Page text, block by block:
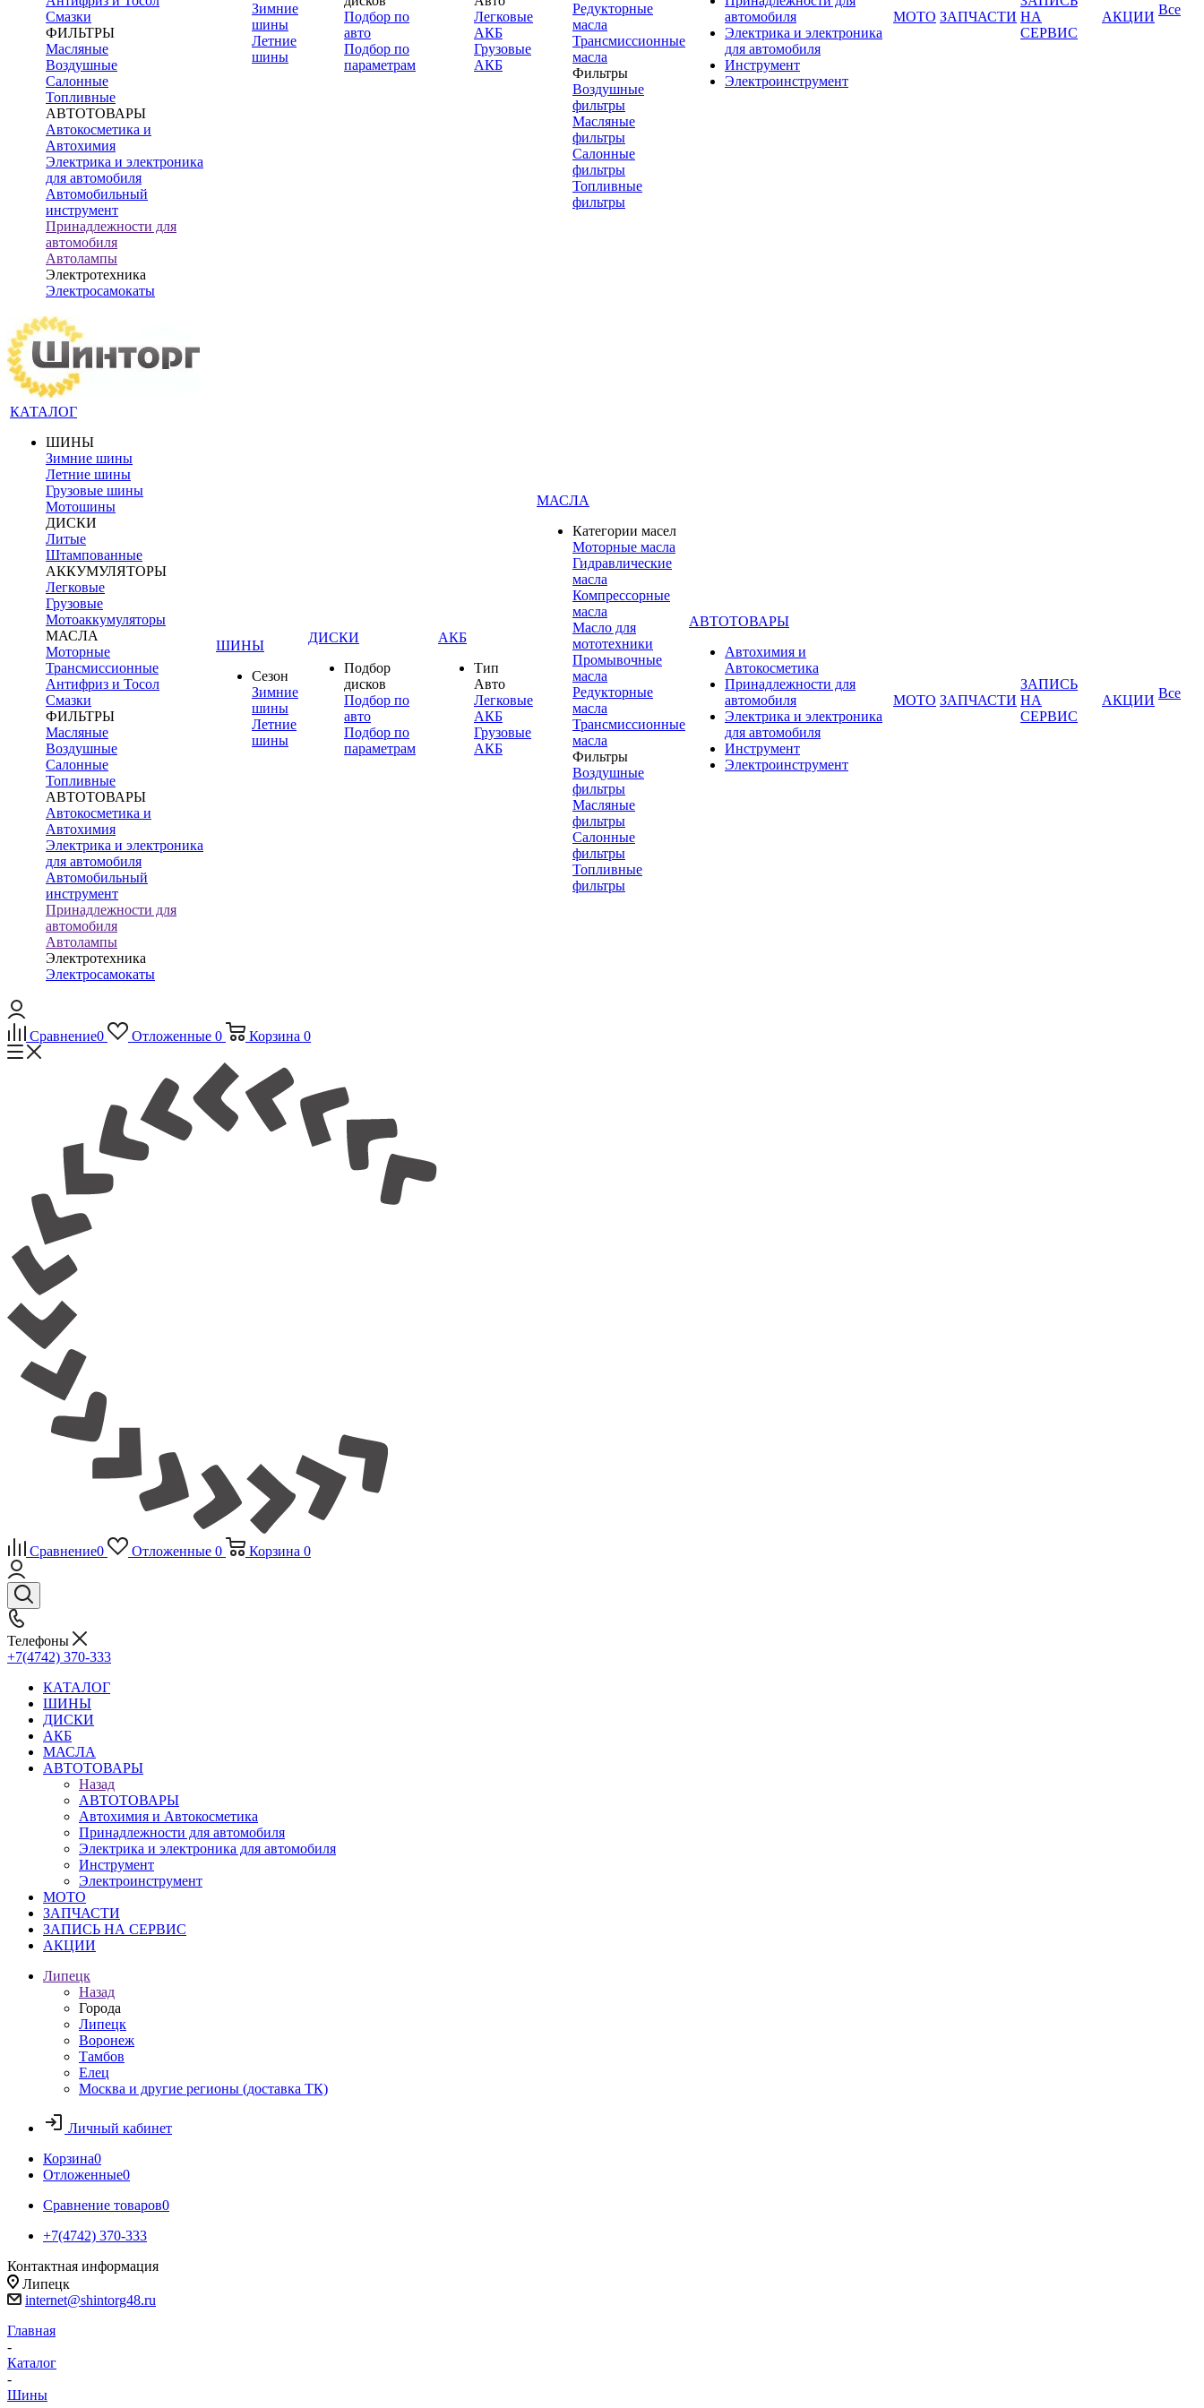
Смазки
ФИЛЬТРЫ
Масляные
Воздушные
Салонные
Топливные
АВТОТОВАРЫ
Автокосметика и
Автохимия
Электрика и электроника
для автомобиля
Автомобильный
инструмент
Принадлежности для
автомобиля
Автолампы
Электротехника
Электросамокаты
Зимние
шины
Летние
шины
Подбор по
авто
Подбор по
параметрам
Легковые
АКБ
Грузовые
АКБ
Редукторные
масла
Трансмиссионные
масла
Фильтры
Воздушные
фильтры
Масляные
фильтры
Салонные
фильтры
Топливные
фильтры
автомобиля
Электрика и электроника
для автомобиля
Инструмент
Электроинструмент
МОТО ЗАПЧАСТИ НА
СЕРВИС
АКЦИИ Все
КАТАЛОГ
ШИНЫ
Зимние шины
Летние шины
Грузовые шины
Мотошины
ДИСКИ
Литые
Штампованные
АККУМУЛЯТОРЫ
Легковые
Грузовые
Мотоаккумуляторы
МАСЛА
Моторные
Трансмиссионные
Антифриз и Тосол
Смазки
ФИЛЬТРЫ
Масляные
Воздушные
Салонные
Топливные
АВТОТОВАРЫ
Автокосметика и
Автохимия
Электрика и электроника
для автомобиля
Автомобильный
инструмент
Принадлежности для
автомобиля
Автолампы
Электротехника
Электросамокаты
ШИНЫ
Сезон
Зимние
шины
Летние
шины
ДИСКИ
Подбор
дисков
Подбор по
авто
Подбор по
параметрам
АКБ
Тип
Авто
Легковые
АКБ
Грузовые
АКБ
МАСЛА
Категории масел
Моторные масла
Гидравлические
масла
Компрессорные
масла
Масло для
мототехники
Промывочные
масла
Редукторные
масла
Трансмиссионные
масла
Фильтры
Воздушные
фильтры
Масляные
фильтры
Салонные
фильтры
Топливные
фильтры
АВТОТОВАРЫ
Автохимия и
Автокосметика
Принадлежности для
автомобиля
Электрика и электроника
для автомобиля
Инструмент
Электроинструмент
МОТО ЗАПЧАСТИ
ЗАПИСЬ
НА
СЕРВИС
АКЦИИ Все
Сравнение0 Отложенные 0 Корзина 0
Сравнение0 Отложенные 0 Корзина 0
Телефоны
+7(4742) 370-333
КАТАЛОГ
ШИНЫ
ДИСКИ
АКБ
МАСЛА
АВТОТОВАРЫ
Назад
АВТОТОВАРЫ
Автохимия и Автокосметика
Принадлежности для автомобиля
Электрика и электроника для автомобиля
Инструмент
Электроинструмент
МОТО
ЗАПЧАСТИ
ЗАПИСЬ НА СЕРВИС
АКЦИИ
Липецк
Назад
Города
Липецк
Воронеж
Тамбов
Елец
Москва и другие регионы (доставка ТК)
Личный кабинет
Корзина0
Отложенные0
Сравнение товаров0
+7(4742) 370-333
Контактная информация
Липецк
internet@shintorg48.ru
Главная
-
Каталог
-
Шины